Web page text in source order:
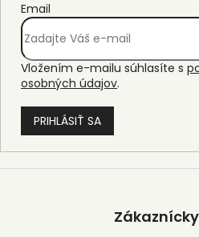
Email
Vložením e-mailu súhlasíte s
osobných údajov.
PRIHLÁSIŤ SA
Z